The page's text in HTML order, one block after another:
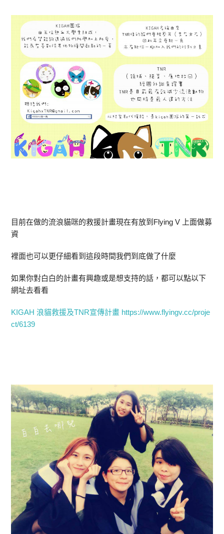
目前在做的流浪貓咪的救援計畫現在有放到Flying V 上面做募
資
裡面也可以更仔細看到這段時間我們到底做了什麼
如果你對白白的計畫有興趣或是想支持的話，都可以點以下
網址去看看
KIGAH 浪貓救援及TNR宣傳計畫 https://www.flyingv.cc/proje
ct/6139